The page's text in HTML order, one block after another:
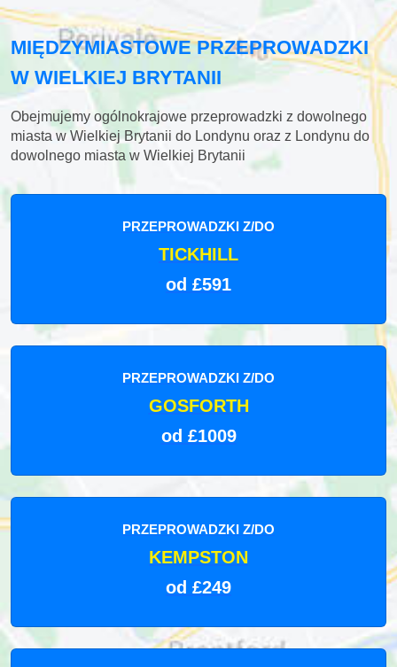
MIĘDZYMIASTOWE PRZEPROWADZKI
W WIELKIEJ BRYTANII
Obejmujemy ogólnokrajowe przeprowadzki z dowolnego
miasta w Wielkiej Brytanii do Londynu oraz z Londynu do
dowolnego miasta w Wielkiej Brytanii
PRZEPROWADZKI Z/DO
TICKHILL
od £591
PRZEPROWADZKI Z/DO
GOSFORTH
od £1009
PRZEPROWADZKI Z/DO
KEMPSTON
od £249